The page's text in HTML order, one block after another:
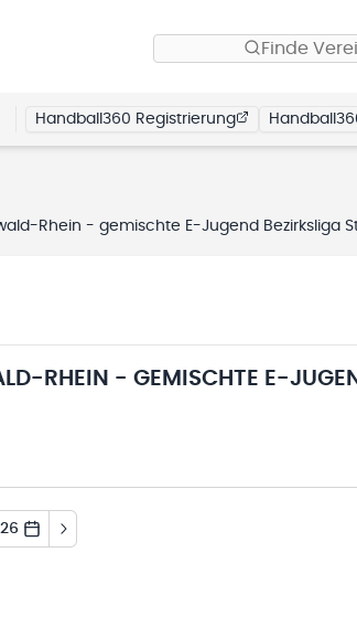
Finde
Handball360 Registrierung
Rhein - gemischte E-Jugend Bezirksliga
RHEIN - GEMISCHTE E-